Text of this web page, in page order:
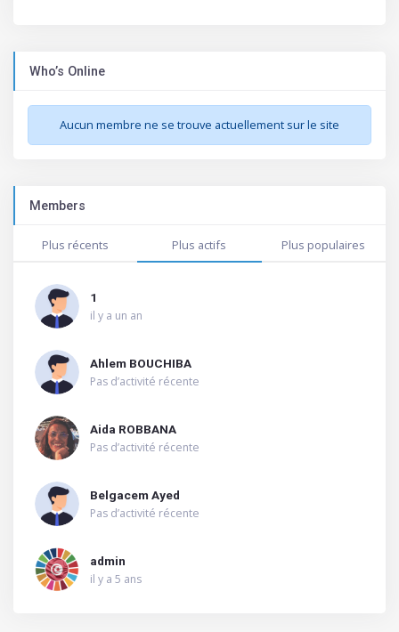
Who’s Online
Aucun membre ne se trouve actuellement sur le site
Members
Plus récents Plus actifs Plus populaires
1
il y a un an
Ahlem BOUCHIBA
Pas d’activité récente
Aida ROBBANA
Pas d’activité récente
Belgacem Ayed
Pas d’activité récente
admin
il y a 5 ans